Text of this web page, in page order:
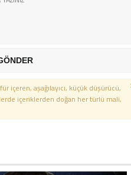
içeren, aşağılayıcı, küçük düşürücü,
içeriklerden doğan her türlü mali,